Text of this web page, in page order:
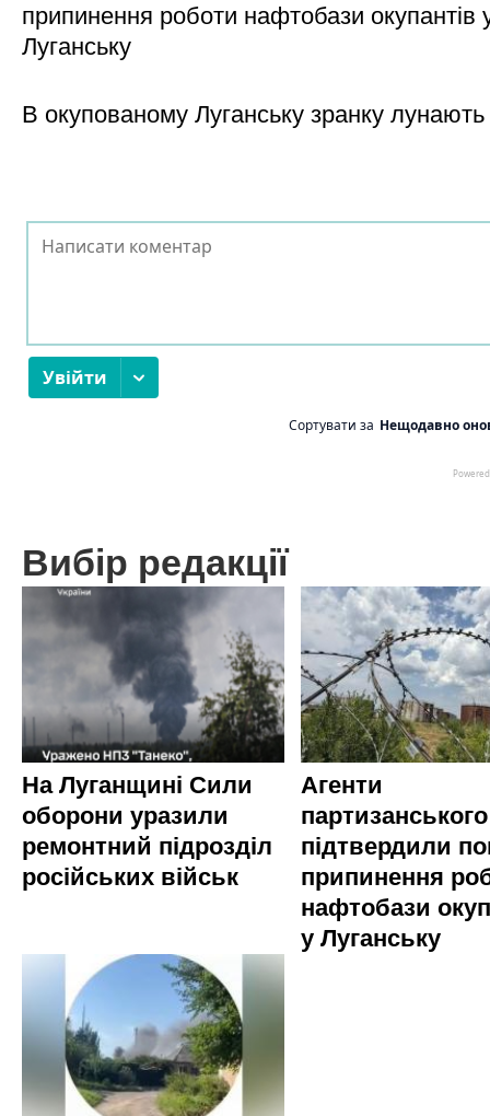
припинення роботи нафтобази окупантів
Луганську
В окупованому Луганську зранку
Вибір редакції
На Луганщині Сили
оборони уразили
ремонтний підрозділ
російських військ
Агенти
підтвердили
припинення
нафтобази
у Луганську